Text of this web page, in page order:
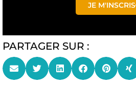
JE M'INSCRIS
PARTAGER SUR :